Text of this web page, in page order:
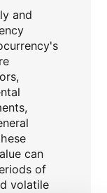
and
can
of
volatile